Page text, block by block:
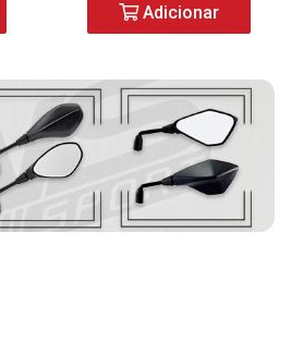
Adicionar